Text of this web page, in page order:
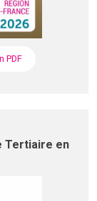
PDF
Tertiaire en